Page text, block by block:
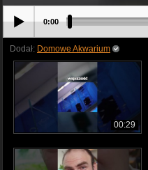
0:00
Dodał: Domowe Akwarium
00:29